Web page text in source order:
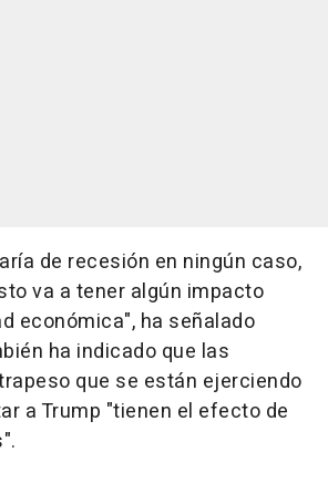
de recesión en ningún caso,
va a tener algún impacto
económica", ha señalado
ha indicado que las
que se están ejerciendo
a Trump "tienen el efecto de